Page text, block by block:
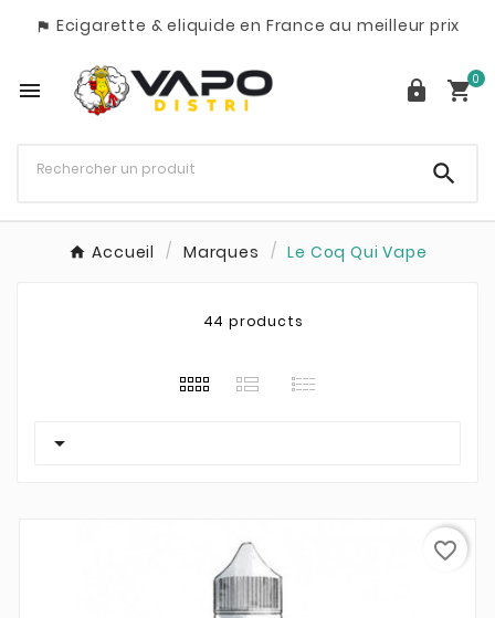
 Ecigarette & eliquide en France au meilleur prix
  0

Accueil Marques Le Coq Qui Vape
44 products

favorite_border